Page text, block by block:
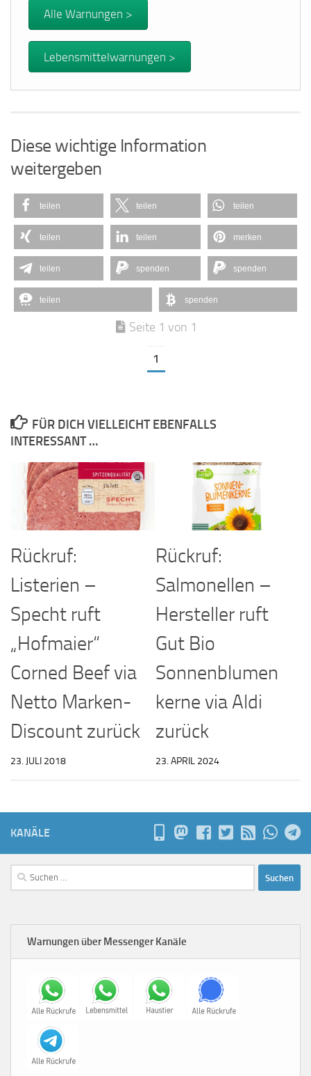
Alle Warnungen >
Lebensmittelwarnungen >
Diese wichtige Information
weitergeben
teilen teilen teilen
teilen teilen merken
teilen spenden spenden
teilen spenden
Seite 1 von 1
1
FÜR DICH VIELLEICHT EBENFALLS
INTERESSANT …
Rückruf:
Listerien –
Specht ruft
„Hofmaier“
Corned Beef via
Netto Marken-
Discount zurück
23. JULI 2018
Rückruf:
Salmonellen –
Hersteller ruft
Gut Bio
Sonnenblumen
kerne via Aldi
zurück
23. APRIL 2024
KANÄLE
Suchen
nach:
Warnungen über Messenger Kanäle